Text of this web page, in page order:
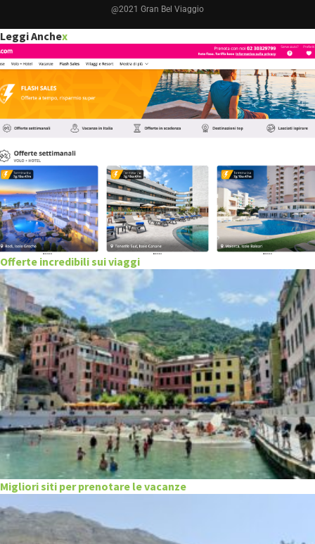
@2021 Gran Bel Viaggio
Leggi Anchex
Offerte incredibili sui viaggi
Migliori siti per prenotare le vacanze